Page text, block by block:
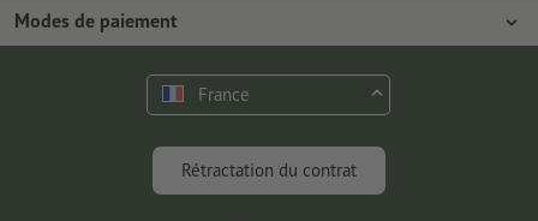
Protection de l'environnement
Expédition
Programme Premium
Tutoriels Photoshop
Outils & Fonts gratuits
Marketing & Insights
Modes de paiement
France
Rétractation du contrat